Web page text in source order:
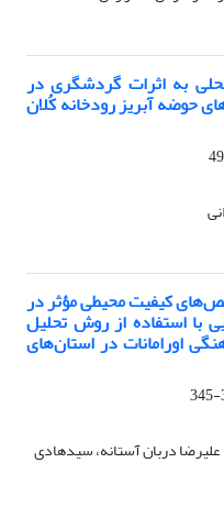
به اثرات گردشگری در
حوضه آبریز رودخانه کُلان
کیفیت محیطی مؤثر در
با استفاده از روش تحلیل
اورامانات در استان‌های
دربان آستانه، سیدهادی